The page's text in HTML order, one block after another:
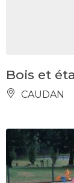
Bois et
CAUDAN